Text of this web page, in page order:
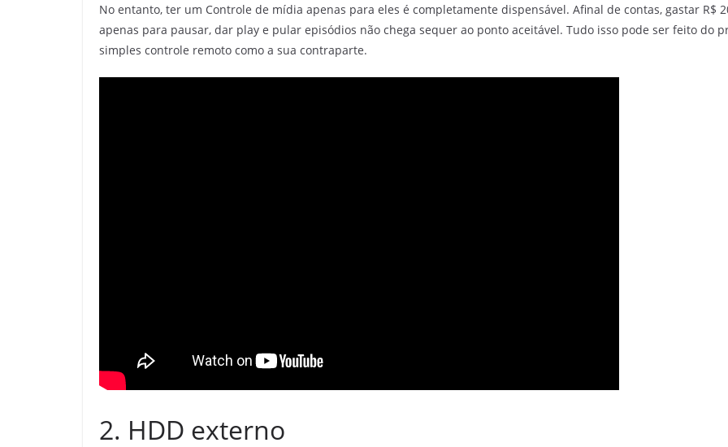
No entanto, ter um Controle de mídia apenas para eles é completamente dispensável. Afinal de contas, gastar R$
apenas para pausar, dar play e pular episódios não chega sequer ao ponto aceitável. Tudo isso pode ser feito do
simples controle remoto como a sua contraparte.
2. HDD externo